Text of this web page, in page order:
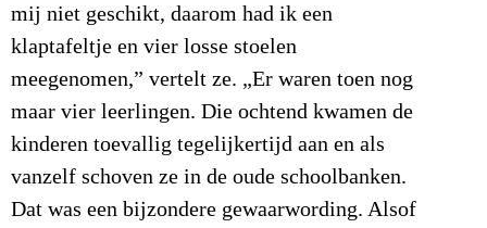
mij niet geschikt, daarom had ik een
klaptafeltje en vier losse stoelen
meegenomen,” vertelt ze. „Er waren toen nog
maar vier leerlingen. Die ochtend kwamen de
kinderen toevallig tegelijkertijd aan en als
vanzelf schoven ze in de oude schoolbanken.
Dat was een bijzondere gewaarwording. Alsof